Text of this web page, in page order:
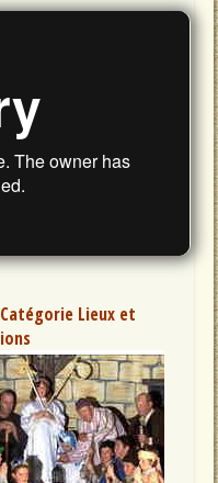
Lieux et